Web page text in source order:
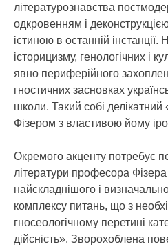
літературознавства
одкровенням і
істиною в останній інстанції.
історицизму, генологічних і
явно периферійного
гностичних засновках
школи. Такий собі
Фізером з властивою йому
Окремого акценту потребує
літератури професора
найскладнішого і
комплексу питань, що з
гносеологічному перетині
дійсність». Зворохоблена